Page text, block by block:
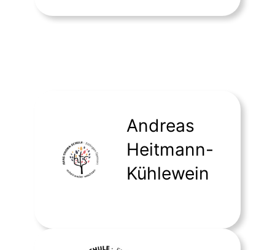
Andreas
Heitmann-
Kühlewein